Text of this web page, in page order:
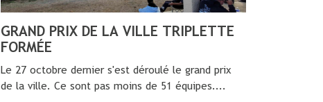
GRAND PRIX DE LA VILLE TRIPLETTE
FORMÉE
Le 27 octobre dernier s'est déroulé le grand prix
de la ville. Ce sont pas moins de 51 équipes....